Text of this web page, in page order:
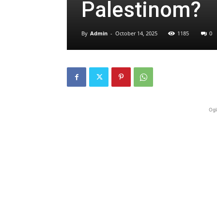
Palestinom?
By Admin - October 14, 2025 1185 0